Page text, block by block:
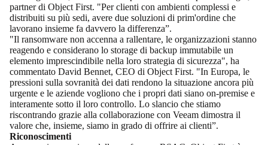
partner di Object First. "Per clienti con ambienti complessi e
distribuiti su più sedi, avere due soluzioni di prim'ordine che
lavorano insieme fa davvero la differenza”.
"Il ransomware non accenna a rallentare, le organizzazioni stanno
reagendo e considerano lo storage di backup immutabile un
elemento imprescindibile nella loro strategia di sicurezza", ha
commentato David Bennet, CEO di Object First. "In Europa, le
pressioni sulla sovranità dei dati rendono la situazione ancora più
urgente e le aziende vogliono che i propri dati siano on-premise e
interamente sotto il loro controllo. Lo slancio che stiamo
riscontrando grazie alla collaborazione con Veeam dimostra il
valore che, insieme, siamo in grado di offrire ai clienti”.
Riconoscimenti